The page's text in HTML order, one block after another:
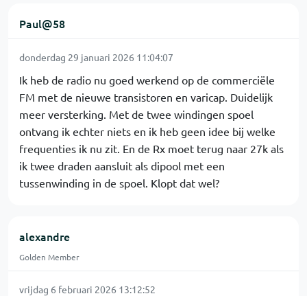
Paul@58
donderdag 29 januari 2026 11:04:07
Ik heb de radio nu goed werkend op de commerciële
FM met de nieuwe transistoren en varicap. Duidelijk
meer versterking. Met de twee windingen spoel
ontvang ik echter niets en ik heb geen idee bij welke
frequenties ik nu zit. En de Rx moet terug naar 27k als
ik twee draden aansluit als dipool met een
tussenwinding in de spoel. Klopt dat wel?
alexandre
Golden Member
vrijdag 6 februari 2026 13:12:52